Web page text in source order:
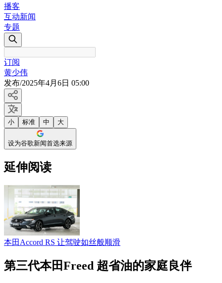
播客
互动新闻
专题
订阅
黄少伟
发布/2025年4月6日 05:00
小 标准 中 大
设为谷歌新闻首选来源
延伸阅读
本田Accord RS 让驾驶如丝般顺滑
第三代本田Freed 超省油的家庭良伴